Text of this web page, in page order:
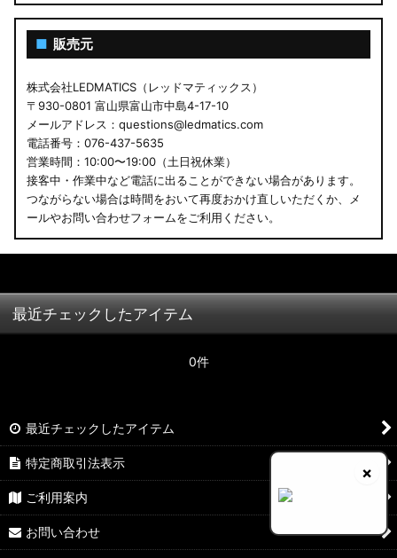
■ 販売元
株式会社LEDMATICS（レッドマティックス）
〒930-0801 富山県富山市中島4-17-10
メールアドレス：questions@ledmatics.com
電話番号：076-437-5635
営業時間：10:00〜19:00（土日祝休業）
接客中・作業中など電話に出ることができない場合があります。
つながらない場合は時間をおいて再度おかけ直しいただくか、メ
ールやお問い合わせフォームをご利用ください。
×
最近チェックしたアイテム
0件
最近チェックしたアイテム
特定商取引法表示
ご利用案内
お問い合わせ